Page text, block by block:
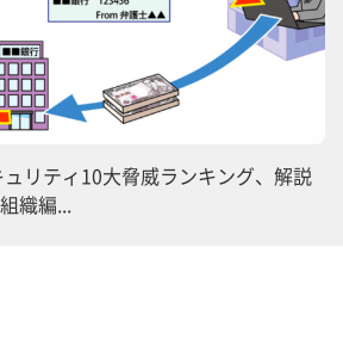
リティ10大脅威ランキング、解説
織編...